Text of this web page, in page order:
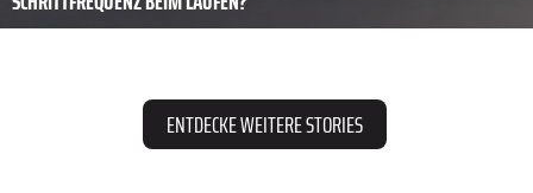
ENTDECKE WEITERE STORIES